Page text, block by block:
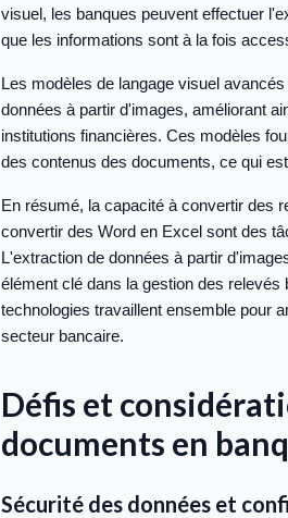
visuel, les banques peuvent effectuer
que les informations sont à la fois
Les modèles de langage visuel
données à partir d'images, améliorant
institutions financières. Ces modèles
des contenus des documents, ce qui
En résumé, la capacité à convertir des
convertir des Word en Excel sont des
L'extraction de données à partir
élément clé dans la gestion des
technologies travaillent ensemble pour
secteur bancaire.
Défis et
documents en
Sécurité des données et